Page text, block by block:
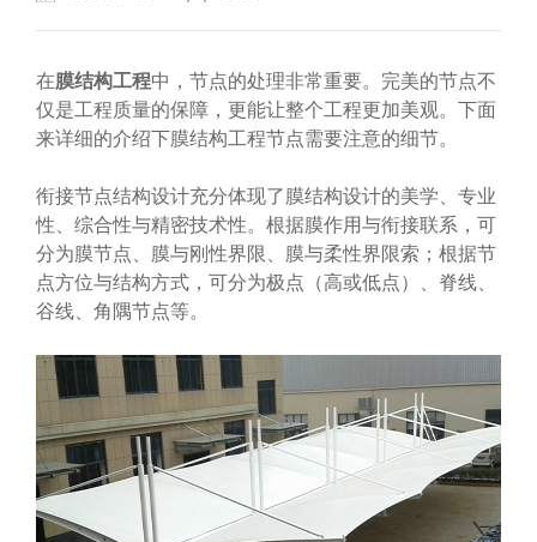
在膜结构工程中，节点的处理非常重要。完美的节点不
仅是工程质量的保障，更能让整个工程更加美观。下面
来详细的介绍下膜结构工程节点需要注意的细节。
衔接节点结构设计充分体现了膜结构设计的美学、专业
性、综合性与精密技术性。根据膜作用与衔接联系，可
分为膜节点、膜与刚性界限、膜与柔性界限索；根据节
点方位与结构方式，可分为极点（高或低点）、脊线、
谷线、角隅节点等。